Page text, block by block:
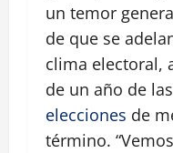
un temor
de que se
clima electoral,
de un año de las
elecciones de
término.